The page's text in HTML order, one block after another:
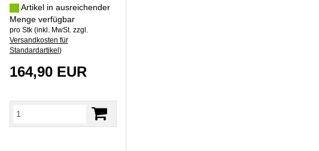
Artikel in ausreichender
Menge verfügbar
pro Stk (inkl. MwSt. zzgl.
Versandkosten für
Standardartikel )
164,90 EUR